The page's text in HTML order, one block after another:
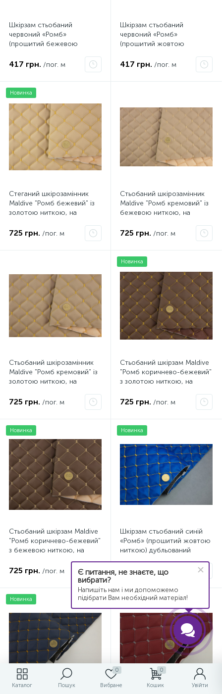
Каталог Пошук
0
Вибране
0
Кошик Увійти
Шкірзам стьобаний
червоний «Ромб»
(прошитий бежевою
синтепоном і флізеліном,
417 грн. /пог. м
Шкірзам стьобаний
червоний «Ромб»
(прошитий жовтою
синтепоном і флізеліном,
417 грн. /пог. м
Новинка
Стеганий шкірозамінник
Maldive "Ромб бежевий" із
золотою ниткою, на
ширина 1,35м Туреччина
725 грн. /пог. м
Стьобаний шкірозамінник
Maldive "Ромб кремовий" із
бежевою ниткою, на
ширина 1,35м Туреччина
725 грн. /пог. м
Стьобаний шкірозамінник
Maldive "Ромб кремовий" із
золотою ниткою, на
шир.1,35м Туреччина
725 грн. /пог. м
Новинка
Стьобаний шкірзам Maldive
"Ромб коричнево-бежевий"
з золотою ниткою, на
1,35м Туреччина
725 грн. /пог. м
Новинка
Стьобаний шкірзам Maldive
"Ромб коричнево-бежевий"
з бежевою ниткою, на
поролоні 7мм, ширина
1,35м Туреччина
725 грн. /пог. м
Новинка
Шкірзам стьобаний синій
«Ромб» (прошитий жовтою
ниткою) дубльований
синтепоном і флізеліном,
ширина 135см
417 грн. /пог. м
Новинка Новинка
Є питання, не знаєте, що
вибрати?
Напишіть нам і ми допоможемо
підібрати Вам необхідний матеріал!